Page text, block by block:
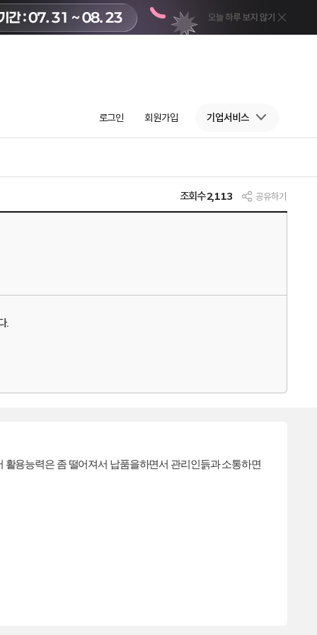
로그인 회원가입 기업서비스
조회수2,113 공유하기
.
용능력은 좀 떨어져서 납품을하면서 관리인듥과 소통하면